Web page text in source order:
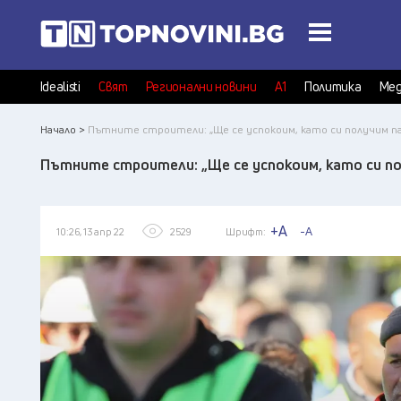
Idealisti Свят Регионални новини А1 Политика
Начало > Пътните строители: „Ще се успокоим, като си получим
Пътните строители: „Ще се успокоим, като си
10:26, 13 апр 22 2529 Шрифт: +A -A